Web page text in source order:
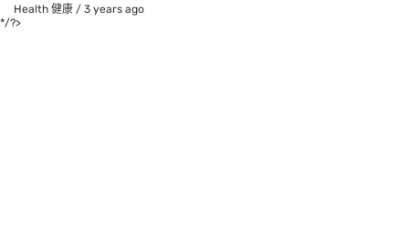
Health 健康 / 3 years ago
*/?>